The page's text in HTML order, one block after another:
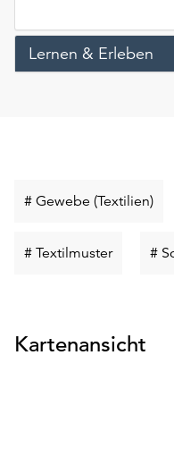
Lernen & Erleben
# Gewebe (Textilien)
# Textilmuster
#
Kartenansicht